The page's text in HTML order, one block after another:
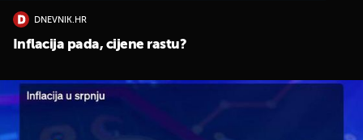
DNEVNIK.HR
Inflacija pada, cijene rastu?